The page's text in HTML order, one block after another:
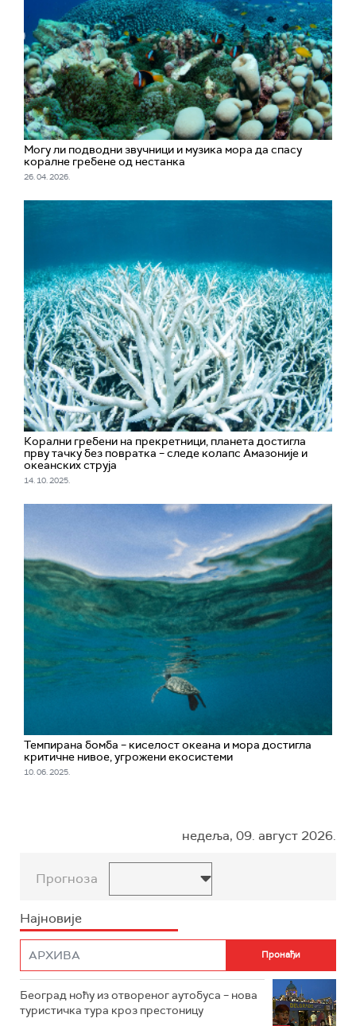
Могу ли подводни звучници и музика мора да спасу
коралне гребене од нестанка
26. 04. 2026.
Корални гребени на прекретници, планета достигла
прву тачку без повратка – следе колапс Амазоније и
океанских струја
14. 10. 2025.
Темпирана бомба – киселост океана и мора достигла
критичне нивое, угрожени екосистеми
10. 06. 2025.
недеља, 09. август 2026.
Прогноза
Најновије
Београд ноћу из отвореног аутобуса – нова
туристичка тура кроз престоницу